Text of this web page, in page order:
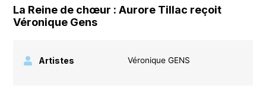
La Reine de chœur : Aurore Tillac reçoit
Véronique Gens
Artistes Véronique GENS